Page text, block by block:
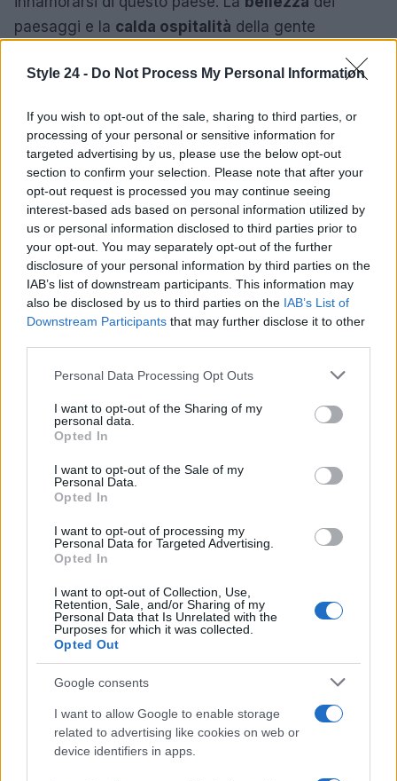
Style 24 - Do Not Process My Personal Information
If you wish to opt-out of the sale, sharing to third parties, or
processing of your personal or sensitive information for
targeted advertising by us, please use the below opt-out
section to confirm your selection. Please note that after your
opt-out request is processed you may continue seeing
interest-based ads based on personal information utilized by
us or personal information disclosed to third parties prior to
your opt-out. You may separately opt-out of the further
disclosure of your personal information by third parties on the
IAB’s list of downstream participants. This information may
also be disclosed by us to third parties on the IAB’s List of
Downstream Participants that may further disclose it to other
Please note that this website/app uses one or more Google
not limited to your visit or usage behaviour. You may click to
grant or deny consent to Google and its third-party tags to
use your data for below specified purposes in below Google
consent section.
Personal Data Processing Opt Outs
I want to opt-out of the Sharing of my
personal data.
Opted In
I want to opt-out of the Sale of my
Personal Data.
Opted In
I want to opt-out of processing my
Personal Data for Targeted Advertising.
Opted In
I want to opt-out of Collection, Use,
Retention, Sale, and/or Sharing of my
Personal Data that Is Unrelated with the
Purposes for which it was collected.
Opted Out
Google consents
I want to allow Google to enable storage
related to advertising like cookies on web or
device identifiers in apps.
paesaggi e la calda ospitalità della gente
memorabile.
Il 2026 si preannuncia come un anno ricco di
opportunità per gli amanti dei viaggi. Scegliere una
meta per ogni stagione arricchisce l’esperienza di
viaggio e offre la possibilità di scoprire culture e
paesaggi diversi, vivendoavventure
indimenticabili.
AUTORE